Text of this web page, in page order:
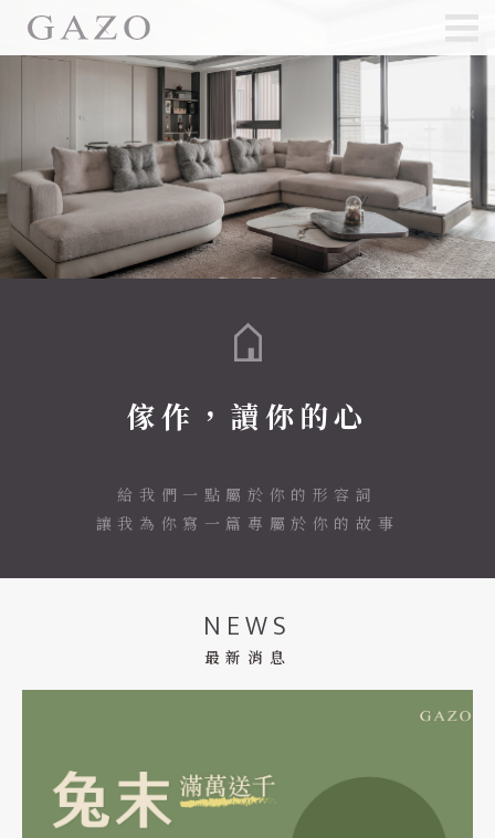
傢作，讀你的心
給我們一點屬於你的形容詞
讓我為你寫一篇專屬於你的故事
NEWS
最新消息